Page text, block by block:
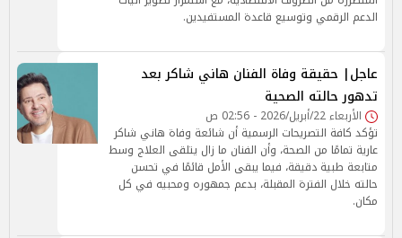
الدعم الرقمي وتوسيع قاعدة المستفيدين.
عاجل| حقيقة وفاة الفنان هاني شاكر بعد
تدهور حالته الصحية
الأربعاء 22/أبريل/2026 - 02:56 ص
تؤكد كافة التصريحات الرسمية أن شائعة وفاة هاني شاكر
عارية تمامًا من الصحة، وأن الفنان ما زال يتلقى العلاج وسط
متابعة طبية دقيقة، فيما يبقى الأمل قائمًا في تحسن
حالته خلال الفترة المقبلة، بدعم جمهوره ومحبيه في كل
مكان.